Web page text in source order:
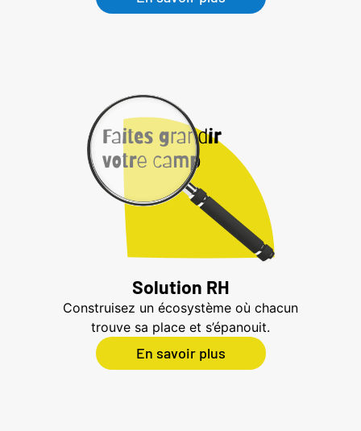
Solution RH
Construisez un écosystème où chacun
trouve sa place et s’épanouit.
En savoir plus